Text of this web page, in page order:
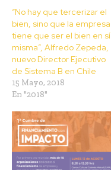
“No hay que tercerizar el
bien, sino que la empresa
tiene que ser el bien en sí
misma”, Alfredo Zepeda,
nuevo Director Ejecutivo
de Sistema B en Chile
15 Mayo, 2018
En "2018"